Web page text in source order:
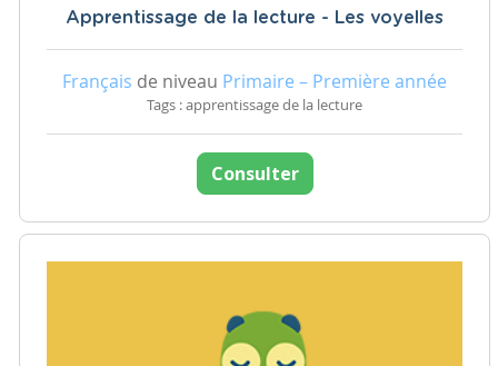
Apprentissage de la lecture - Les voyelles
Français de niveau Primaire – Première année
Tags : apprentissage de la lecture
Consulter